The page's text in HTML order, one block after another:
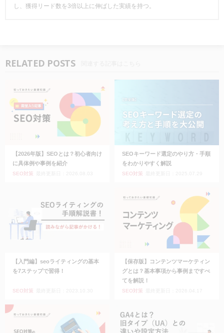
し、獲得リード数を3倍以上に伸ばした実績を持つ。
RELATED POSTS
【2026年版】SEOとは？初心者向け
に具体例や事例を紹介
SEO対策
SEOキーワード選定のやり方・手順
をわかりやすく解説
SEO対策
【入門編】seoライティングの基本
を7ステップで習得！
SEO対策
【保存版】コンテンツマーケティン
グとは？基本事項から事例まですべ
てを解説！
SEO対策